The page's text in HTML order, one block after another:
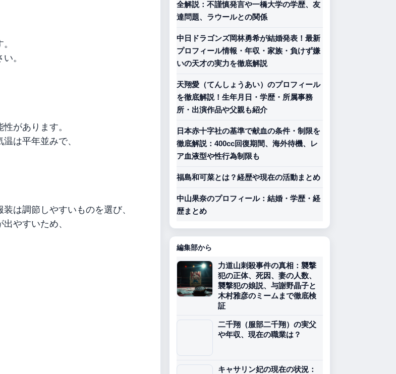
。
があります。
は平年並みで、
は調節しやすいものを選び、
やすいため、
全解説：不謹慎発言や一橋大学の学歴、友
達問題、ラウールとの関係
中日ドラゴンズ岡林勇希が結婚発表！最新
プロフィール情報・年収・家族・負けず嫌
いの天才の実力を徹底解説
天翔愛（てんしょうあい）のプロフィール
を徹底解説！生年月日・学歴・所属事務
所・出演作品や父親も紹介
日本赤十字社の基準で献血の条件・制限を
徹底解説：400cc回復期間、海外待機、レ
ア血液型や性行為制限も
福島和可菜とは？経歴や現在の活動まとめ
中山果奈のプロフィール：結婚・学歴・経
歴まとめ
編集部から
力道山刺殺事件の真相：襲撃
犯の正体、死因、妻の人数、
襲撃犯の娘説、与謝野晶子と
木村雅彦のミームまで徹底検
証
二千翔（服部二千翔）の実父
や年収、現在の職業は？
キャサリン妃の現在の状況：